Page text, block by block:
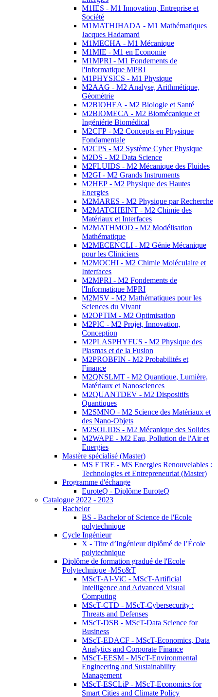
M1IES - M1 Innovation, Entreprise et
Société
M1MATHJHADA - M1 Mathématiques
Jacques Hadamard
M1MECHA - M1 Mécanique
M1MIE - M1 en Economie
M1MPRI - M1 Fondements de
l'Informatique MPRI
M1PHYSICS - M1 Physique
M2AAG - M2 Analyse, Arithmétique,
Géométrie
M2BIOHEA - M2 Biologie et Santé
M2BIOMECA - M2 Biomécanique et
Ingéniérie Biomédical
M2CFP - M2 Concepts en Physique
Fondamentale
M2CPS - M2 Système Cyber Physique
M2DS - M2 Data Science
M2FLUIDS - M2 Mécanique des Fluides
M2GI - M2 Grands Instruments
M2HEP - M2 Physique des Hautes
Energies
M2MARES - M2 Physique par Recherche
M2MATCHEINT - M2 Chimie des
Matériaux et Interfaces
M2MATHMOD - M2 Modélisation
Mathématique
M2MECENCLI - M2 Génie Mécanique
pour les Cliniciens
M2MOCHI - M2 Chimie Moléculaire et
Interfaces
M2MPRI - M2 Fondements de
l'Informatique MPRI
M2MSV - M2 Mathématiques pour les
Sciences du Vivant
M2OPTIM - M2 Optimisation
M2PIC - M2 Projet, Innovation,
Conception
M2PLASPHYFUS - M2 Physique des
Plasmas et de la Fusion
M2PROBFIN - M2 Probabilités et
Finance
M2QNSLMT - M2 Quantique, Lumière,
Matériaux et Nanosciences
M2QUANTDEV - M2 Dispositifs
Quantiques
M2SMNO - M2 Science des Matériaux et
des Nano-Objets
M2SOLIDS - M2 Mécanique des Solides
M2WAPE - M2 Eau, Pollution de l'Air et
Energies
Mastère spécialisé (Master)
MS ETRE - MS Energies Renouvelables :
Technologies et Entrepreneuriat (Master)
Programme d'échange
EuroteQ - Diplôme EuroteQ
Catalogue 2022 - 2023
Bachelor
BS - Bachelor of Science de l'Ecole
polytechnique
Cycle Ingénieur
X - Titre d’Ingénieur diplômé de l’École
polytechnique
Diplôme de formation gradué de l'Ecole
Polytechnique -MSc&T
MScT-AI-ViC - MScT-Artificial
Intelligence and Advanced Visual
Computing
MScT-CTD - MScT-Cybersecurity :
Threats and Defenses
MScT-DSB - MScT-Data Science for
Business
MScT-EDACF - MScT-Economics, Data
Analytics and Corporate Finance
MScT-EESM - MScT-Environmental
Engineering and Sustainability
Management
MScT-ESCLiP - MScT-Economics for
Smart Cities and Climate Policy